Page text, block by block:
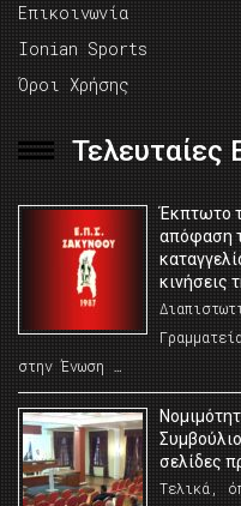
Επικοινωνία
Ionian Sports
Όροι Χρήσης
Τελευταίες
Έκπτωτο
απόφαση
κινήσεις
στην Ένωση …
σελίδες
Τελικά,